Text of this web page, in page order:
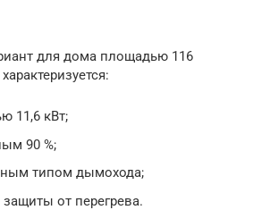
для дома площадью 116
11,6 кВт;
90 %;
типом дымохода;
от перегрева.